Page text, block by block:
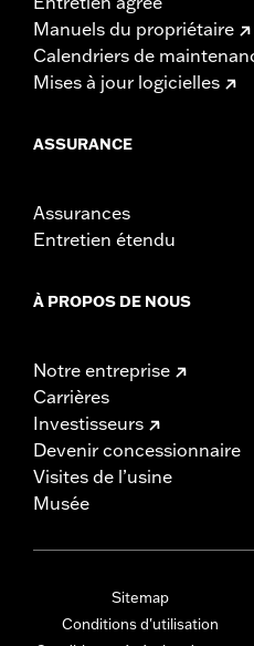
Manuels du propriétaire
Calendriers de
Mises à jour logicielles
ASSURANCE
Assurances
Entretien étendu
À PROPOS DE NOUS
Notre entreprise
Carrières
Investisseurs
Devenir concessionnaire
Visites de l’usine
Musée
Sitemap
Conditions d'utilisation